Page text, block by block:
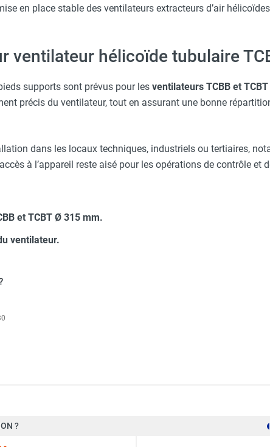
hélicoïde tubulaire TCBT/4-315/H - Triphasé 4 pôles -
hélicoïde tubulaire TCBB/4-315/H - Monophasé 4 pôles
en place stable des ventilateurs extracteurs d’air
ventilateur hélicoïde tubulaire
supports sont prévus pour les ventilateurs TCBB et
précis du ventilateur, tout en assurant une bonne
dans les locaux techniques, industriels ou tertiaires,
à l’appareil reste aisé pour les opérations de contrôle et
et TCBT Ø 315 mm.
ventilateur.
?